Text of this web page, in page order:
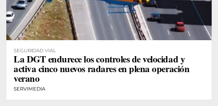
SEGURIDAD VIAL
La DGT endurece los controles de velocidad y
activa cinco nuevos radares en plena operación
verano
SERVIMEDIA